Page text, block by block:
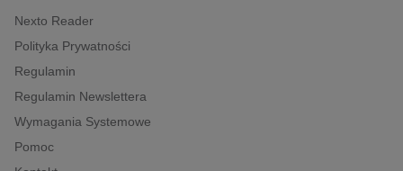
Nexto Reader
Polityka Prywatności
Regulamin
Regulamin Newslettera
Wymagania Systemowe
Pomoc